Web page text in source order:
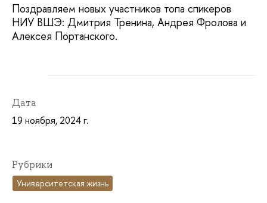
Поздравляем новых участников топа спикеров
НИУ ВШЭ: Дмитрия Тренина, Андрея Фролова и
Алексея Портанского.
Дата
19 ноября, 2024 г.
Рубрики
Университетская жизнь